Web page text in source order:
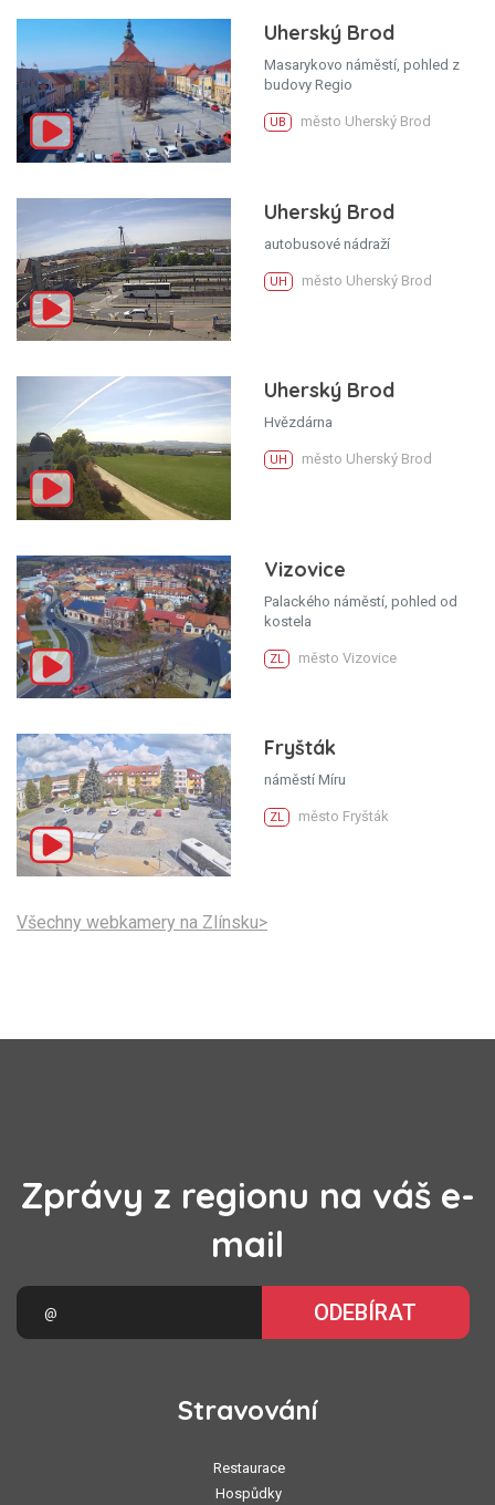
Uherský Brod
Masarykovo náměstí, pohled z
budovy Regio
UB město Uherský Brod
Uherský Brod
autobusové nádraží
UH město Uherský Brod
Uherský Brod
Hvězdárna
UH město Uherský Brod
Vizovice
Palackého náměstí, pohled od
kostela
ZL město Vizovice
Fryšták
náměstí Míru
ZL město Fryšták
Všechny webkamery na Zlínsku>
Zprávy z regionu na váš e-
mail
ODEBÍRAT
Stravování
Restaurace
Hospůdky